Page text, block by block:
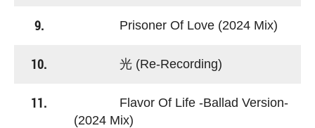
9. Prisoner Of Love (2024 Mix)
10. 光 (Re-Recording)
11.
Flavor Of Life -Ballad Version-
(2024 Mix)